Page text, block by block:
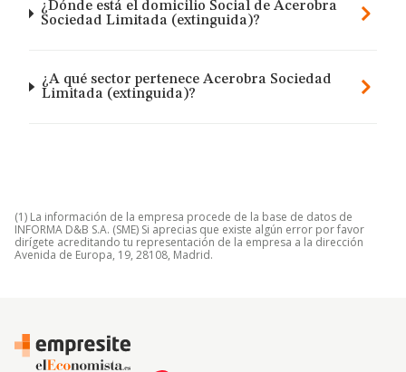
¿Dónde está el domicilio Social de Acerobra
Sociedad Limitada (extinguida)?
¿A qué sector pertenece Acerobra Sociedad
Limitada (extinguida)?
(1) La información de la empresa procede de la base de datos de
INFORMA D&B S.A. (SME) Si aprecias que existe algún error por favor
dirígete acreditando tu representación de la empresa a la dirección
Avenida de Europa, 19, 28108, Madrid.